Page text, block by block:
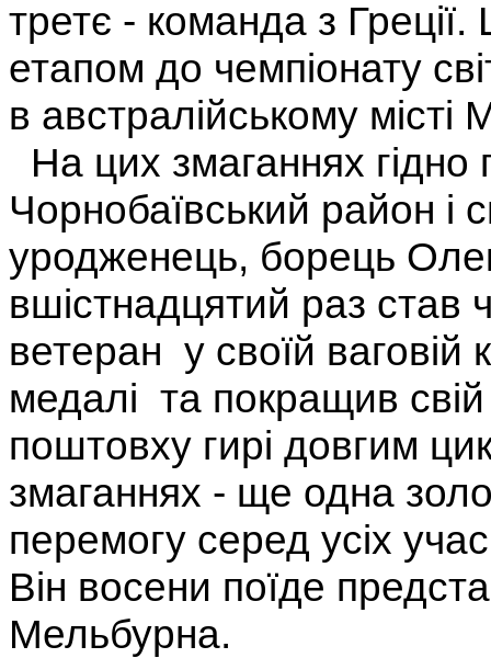
третє - команда з
етапом до чемпіонату
в австралійському місті
На цих змаганнях
Чорнобаївський район і
уродженець, борець
вшістнадцятий раз став
ветеран у своїй ваговій
медалі та покращив
поштовху гирі довгим
змаганнях - ще одна
перемогу серед усіх
Він восени поїде
Мельбурна.